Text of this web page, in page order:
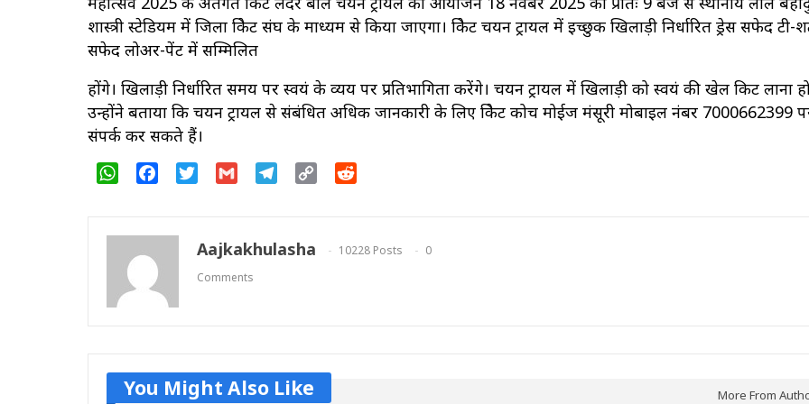
शास्त्री स्टेडियम में जिला क्रिकेट संघ के माध्यम से किया जाएगा। क्रिकेट चयन ट्रायल में इच्छुक खिलाड़ी निर्धारित ड्रेस सफेद टी-
सफेद लोअर-पेंट में सम्मिलित
होंगे। खिलाड़ी निर्धारित समय पर स्वयं के व्यय पर प्रतिभागिता करेंगे। चयन ट्रायल में खिलाड़ी को स्वयं की खेल किट लाना
उन्होंने बताया कि चयन ट्रायल से संबंधित अधिक जानकारी के लिए क्रिकेट कोच मोईज मंसूरी मोबाइल नंबर 7000662399
संपर्क कर सकते हैं।
WhatsAppFacebookTwitter Gmail Telegram
Copy
Aajkakhulasha 10228 Posts
0
Comments
You Might Also Like More From